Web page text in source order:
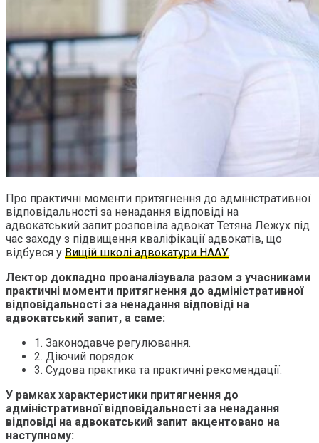
Про практичні моменти притягнення до адміністративної
відповідальності за ненадання відповіді на
адвокатський запит розповіла адвокат Тетяна Лежух під
час заходу з підвищення кваліфікації адвокатів, що
відбувся у Вищій школі адвокатури НААУ.
Лектор докладно проаналізувала разом з учасниками
практичні моменти притягнення до адміністративної
відповідальності за ненадання відповіді на
адвокатський запит, а саме:
1. Законодавче регулювання.
2. Діючий порядок.
3. Судова практика та практичні рекомендації.
У рамках характеристики притягнення до
адміністративної відповідальності за ненадання
відповіді на адвокатський запит акцентовано на
наступному: